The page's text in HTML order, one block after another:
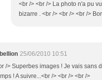
<br /> <br /> La photo n'a pu
bizarre . <br /> <br /> <br />
25/06/2010 10:51
/> Superbes images ! Je vais sans
! A suivre...<br /> <br /> <br />